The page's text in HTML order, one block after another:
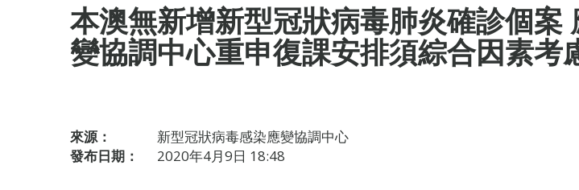
本澳無新增新型冠狀病毒肺炎確診個案
變協調中心重申復課安排須綜合因素考
來源：
新型冠狀病毒感染應變協調中心
發布日期：
2020年4月9日 18:48